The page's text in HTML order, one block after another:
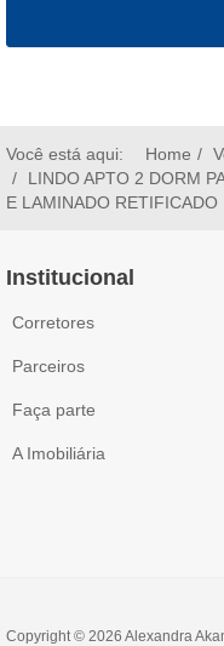
Você está aqui: Home
LINDO APTO 2 DORM
E LAMINADO RETIFICADO
Institucional
Corretores
Parceiros
Faça parte
A Imobiliária
Copyright © 2026 Alexandra